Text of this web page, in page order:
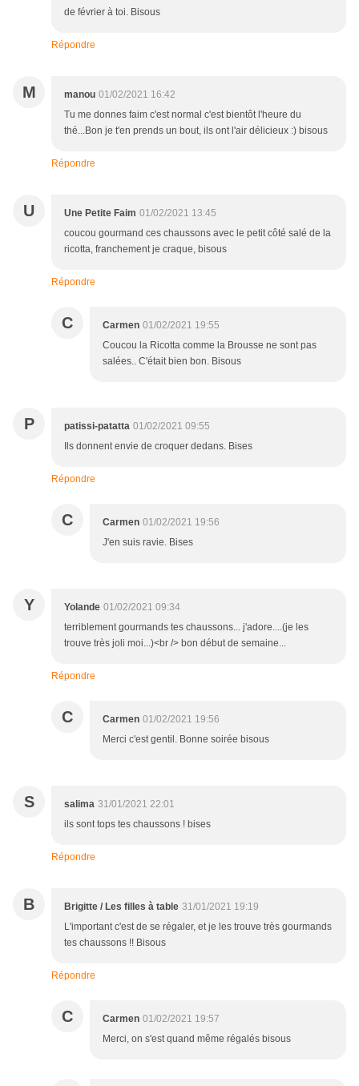
de février à toi. Bisous
Répondre
M manou 01/02/2021 16:42
Tu me donnes faim c'est normal c'est bientôt l'heure du
thé...Bon je t'en prends un bout, ils ont l'air délicieux :) bisous
Répondre
U Une Petite Faim 01/02/2021 13:45
coucou gourmand ces chaussons avec le petit côté salé de la
ricotta, franchement je craque, bisous
Répondre
C Carmen 01/02/2021 19:55
Coucou la Ricotta comme la Brousse ne sont pas
salées.. C'était bien bon. Bisous
P patissi-patatta 01/02/2021 09:55
Ils donnent envie de croquer dedans. Bises
Répondre
C Carmen 01/02/2021 19:56
J'en suis ravie. Bises
Y Yolande 01/02/2021 09:34
terriblement gourmands tes chaussons... j'adore....(je les
trouve très joli moi...)<br /> bon début de semaine...
Répondre
C Carmen 01/02/2021 19:56
Merci c'est gentil. Bonne soirée bisous
S salima 31/01/2021 22:01
ils sont tops tes chaussons ! bises
Répondre
B Brigitte / Les filles à table 31/01/2021 19:19
L'important c'est de se régaler, et je les trouve très gourmands
tes chaussons !! Bisous
Répondre
C Carmen 01/02/2021 19:57
Merci, on s'est quand même régalés bisous